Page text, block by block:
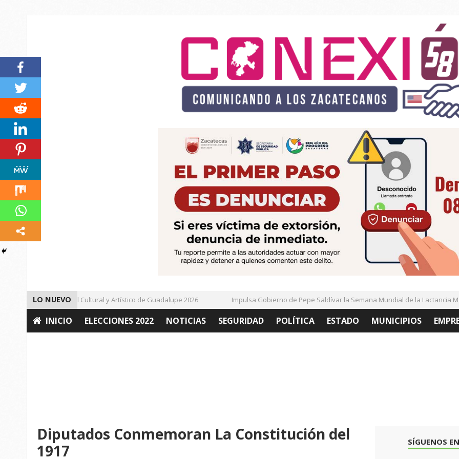
LO NUEVO
Da inicio el Festival Cultural y Artístico de Guadalupe 2026 Impulsa Gobierno de Pepe Saldívar la Semana Mundial de la Lactancia
INICIO ELECCIONES 2022 NOTICIAS SEGURIDAD POLÍTICA ESTADO MUNICIPIOS
Diputados Conmemoran La Constitución del
1917
SÍGUENOS